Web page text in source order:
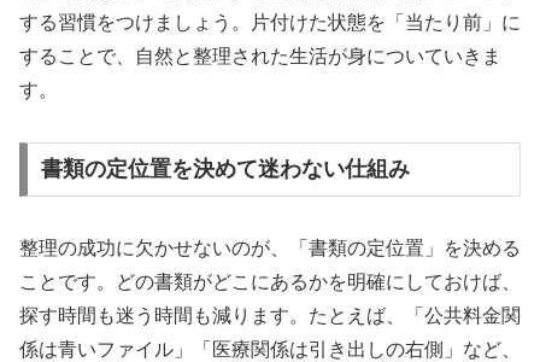
する習慣をつけましょう。片付けた状態を「当たり前」に
することで、自然と整理された生活が身についていきま
す。
書類の定位置を決めて迷わない仕組み
整理の成功に欠かせないのが、「書類の定位置」を決める
ことです。どの書類がどこにあるかを明確にしておけば、
探す時間も迷う時間も減ります。たとえば、「公共料金関
係は青いファイル」「医療関係は引き出しの右側」など、